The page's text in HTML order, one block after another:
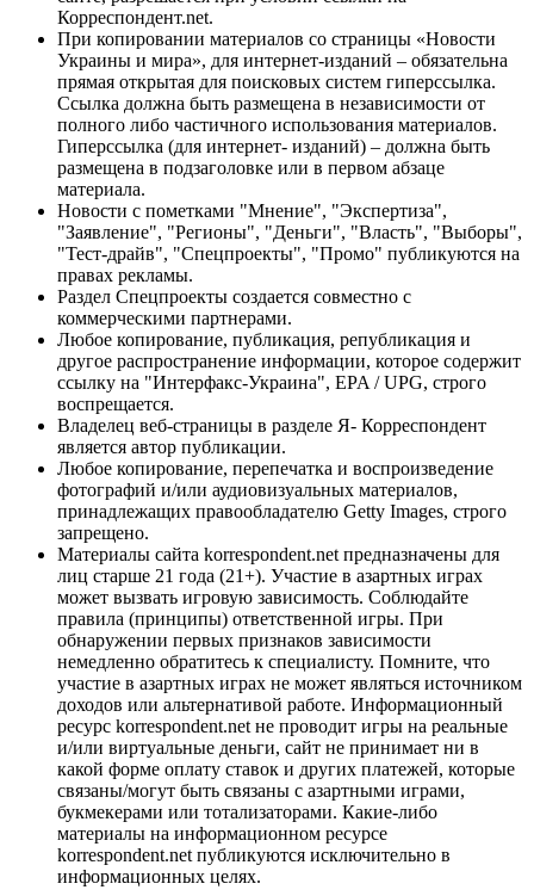
Корреспондент.net.
При копировании материалов со страницы «Новости
Украины и мира», для интернет-изданий – обязательна
прямая открытая для поисковых систем гиперссылка.
Ссылка должна быть размещена в независимости от
полного либо частичного использования материалов.
Гиперссылка (для интернет- изданий) – должна быть
размещена в подзаголовке или в первом абзаце
материала.
Новости с пометками "Мнение", "Экспертиза",
"Заявление", "Регионы", "Деньги", "Власть", "Выборы",
"Тест-драйв", "Спецпроекты", "Промо" публикуются на
правах рекламы.
Раздел Спецпроекты создается совместно с
коммерческими партнерами.
Любое копирование, публикация, републикация и
другое распространение информации, которое содержит
ссылку на "Интерфакс-Украина", EPA / UPG, строго
воспрещается.
Владелец веб-страницы в разделе Я- Корреспондент
является автор публикации.
Любое копирование, перепечатка и воспроизведение
фотографий и/или аудиовизуальных материалов,
принадлежащих правообладателю Getty Images, строго
запрещено.
Материалы сайта korrespondent.net предназначены для
лиц старше 21 года (21+). Участие в азартных играх
может вызвать игровую зависимость. Соблюдайте
правила (принципы) ответственной игры. При
обнаружении первых признаков зависимости
немедленно обратитесь к специалисту. Помните, что
участие в азартных играх не может являться источником
доходов или альтернативой работе. Информационный
ресурс korrespondent.net не проводит игры на реальные
и/или виртуальные деньги, сайт не принимает ни в
какой форме оплату ставок и других платежей, которые
связаны/могут быть связаны с азартными играми,
букмекерами или тотализаторами. Какие-либо
материалы на информационном ресурсе
korrespondent.net публикуются исключительно в
информационных целях.